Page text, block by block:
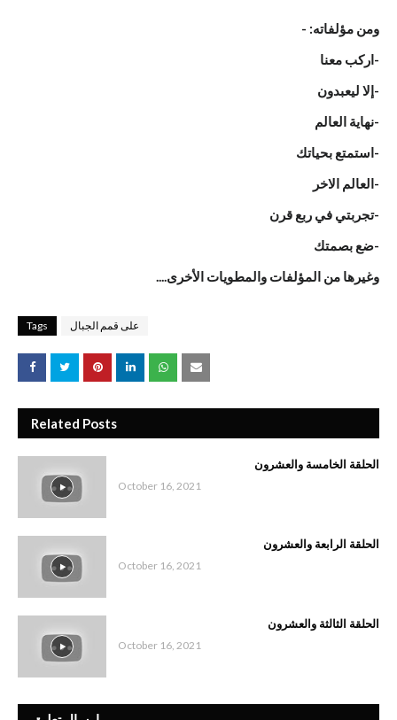
ومن مؤلفاته: -
-اركب معنا
-إلا ليعبدون
-نهاية العالم
-استمتع بحياتك
-العالم الاخر
-تجربتي في ربع قرن
-ضع بصمتك
وغيرها من المؤلفات والمطويات الأخرى....
Tags على قمم الجبال
Related Posts
الحلقة الخامسة والعشرون
October 16, 2021
الحلقة الرابعة والعشرون
October 16, 2021
الحلقة الثالثة والعشرون
October 16, 2021